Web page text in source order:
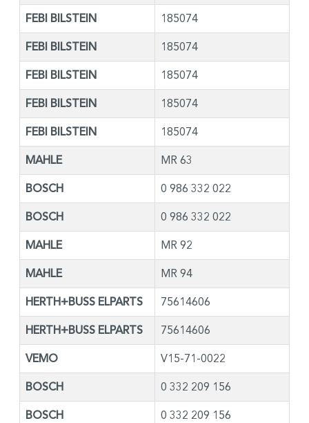
FEBI BILSTEIN 185074
FEBI BILSTEIN 185074
FEBI BILSTEIN 185074
FEBI BILSTEIN 185074
FEBI BILSTEIN 185074
MAHLE MR 63
BOSCH 0 986 332 022
BOSCH 0 986 332 022
MAHLE MR 92
MAHLE MR 94
HERTH+BUSS ELPARTS 75614606
HERTH+BUSS ELPARTS 75614606
VEMO V15-71-0022
BOSCH 0 332 209 156
BOSCH 0 332 209 156